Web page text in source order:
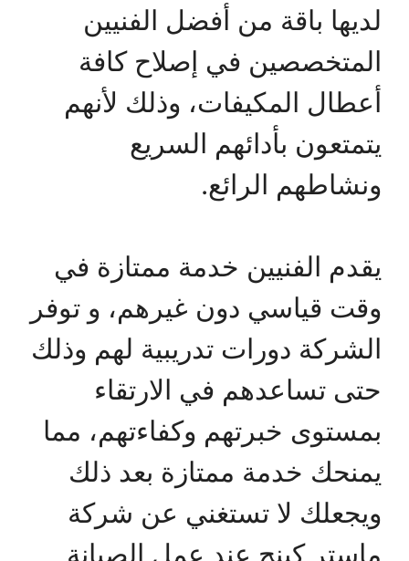
لديها باقة من أفضل الفنيين
المتخصصين في إصلاح كافة
أعطال المكيفات، وذلك لأنهم
يتمتعون بأدائهم السريع
ونشاطهم الرائع.
يقدم الفنيين خدمة ممتازة في
وقت قياسي دون غيرهم، و توفر
الشركة دورات تدريبية لهم وذلك
حتى تساعدهم في الارتقاء
بمستوى خبرتهم وكفاءتهم، مما
يمنحك خدمة ممتازة بعد ذلك
ويجعلك لا تستغني عن شركة
ماستر كينج عند عمل الصيانة